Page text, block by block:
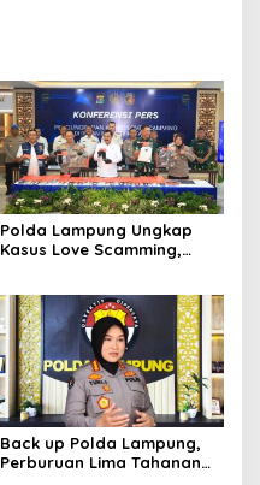
Polda Lampung Ungkap
Kasus Love Scamming,
Back up Polda Lampung,
Perburuan Lima Tahanan